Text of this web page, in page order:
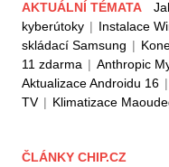
AKTUÁLNÍ TÉMATA
kyberútoky | Instalace
skládací Samsung |
11 zdarma | Anthropic
Aktualizace Androidu 16 |
TV | Klimatizace
ČLÁNKY CHIP.CZ